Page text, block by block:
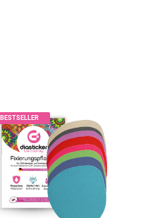
BESTSELLER